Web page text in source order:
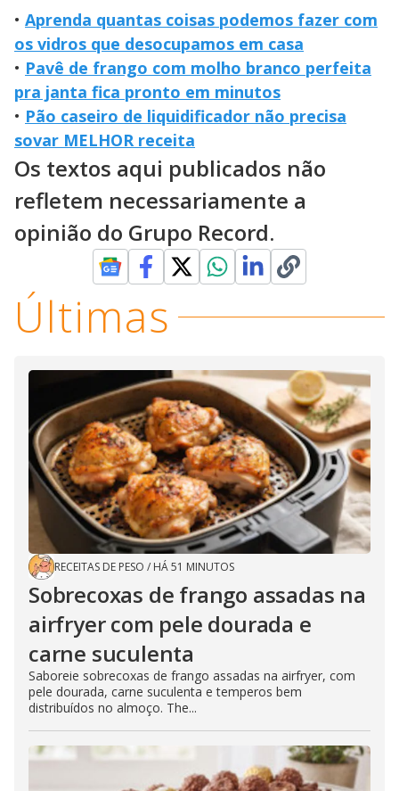
• Aprenda quantas coisas podemos fazer com
os vidros que desocupamos em casa
• Pavê de frango com molho branco perfeita
pra janta fica pronto em minutos
• Pão caseiro de liquidificador não precisa
sovar MELHOR receita
Os textos aqui publicados não
refletem necessariamente a
opinião do Grupo Record.
Últimas
RECEITAS DE PESO / HÁ 51 MINUTOS
Sobrecoxas de frango assadas na
airfryer com pele dourada e
carne suculenta
Saboreie sobrecoxas de frango assadas na airfryer, com
pele dourada, carne suculenta e temperos bem
distribuídos no almoço. The...